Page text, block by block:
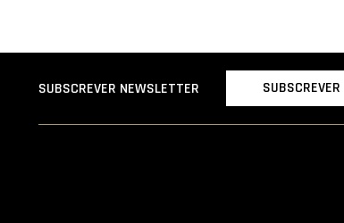
SUBSCREVER NEWSLETTER SUBSCREVER